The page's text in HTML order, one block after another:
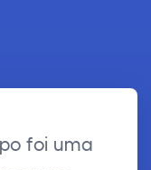
foi uma